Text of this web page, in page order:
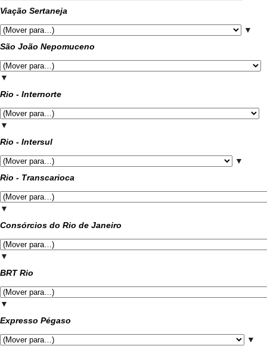
Viação Sertaneja
▼
São João Nepomuceno
▼
Rio - Internorte
▼
Rio - Intersul
▼
Rio - Transcarioca
▼
Consórcios do Rio de Janeiro
▼
BRT Rio
▼
Expresso Pégaso
▼